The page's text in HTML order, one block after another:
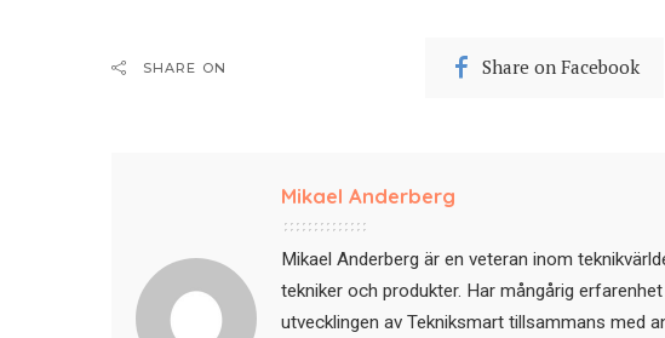
SHARE ON Share on Facebook
Mikael Anderberg
Mikael Anderberg är en veteran inom
tekniker och produkter. Har mångårig
utvecklingen av Tekniksmart tillsammans med